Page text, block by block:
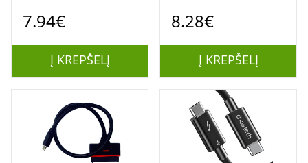
7.94€
Į KREPŠELĮ
SATA HDD External
8.28€
Į KREPŠELĮ